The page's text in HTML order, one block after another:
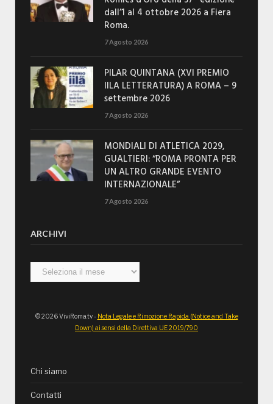
dall’1 al 4 ottobre 2026 a Fiera
Roma.
7 Agosto 2026
PILAR QUINTANA (XVI PREMIO
IILA LETTERATURA) A ROMA – 9
settembre 2026
7 Agosto 2026
MONDIALI DI ATLETICA 2029,
GUALTIERI: “ROMA PRONTA PER
UN ALTRO GRANDE EVENTO
INTERNAZIONALE”
7 Agosto 2026
ARCHIVI
Archivi
© 2026 ViviRoma.tv - Nota Legale e Rimozione Rapida (Notice and Take
Down) ai sensi della Direttiva UE 2019/790
Chi siamo
Contatti